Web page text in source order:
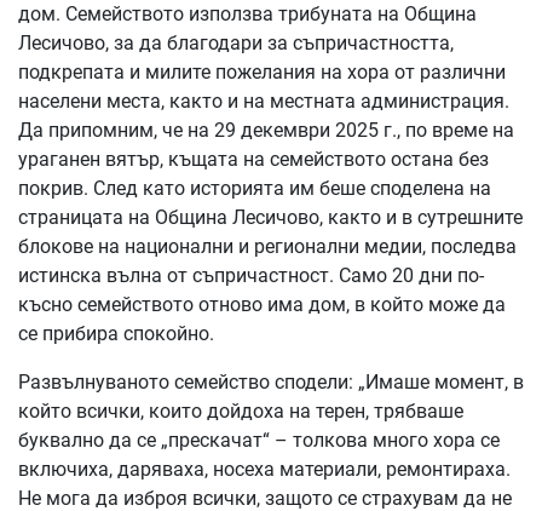
дом. Семейството използва трибуната на Община
Лесичово, за да благодари за съпричастността,
подкрепата и милите пожелания на хора от различни
населени места, както и на местната администрация.
Да припомним, че на 29 декември 2025 г., по време на
ураганен вятър, къщата на семейството остана без
покрив. След като историята им беше споделена на
страницата на Община Лесичово, както и в сутрешните
блокове на национални и регионални медии, последва
истинска вълна от съпричастност. Само 20 дни по-
късно семейството отново има дом, в който може да
се прибира спокойно.
Развълнуваното семейство сподели: „Имаше момент, в
който всички, които дойдоха на терен, трябваше
буквално да се „прескачат“ – толкова много хора се
включиха, даряваха, носеха материали, ремонтираха.
Не мога да изброя всички, защото се страхувам да не